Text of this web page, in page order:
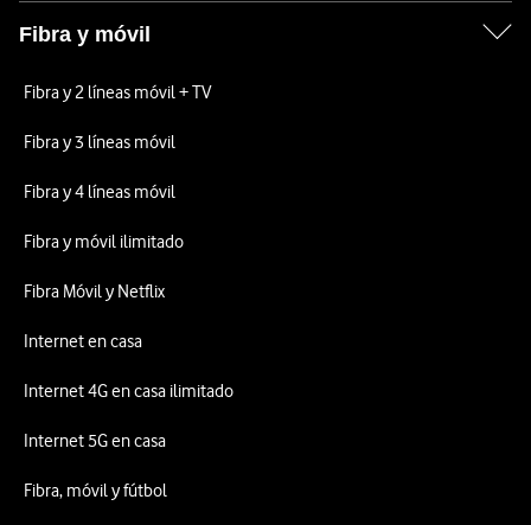
Fibra y móvil
Fibra y 2 líneas móvil + TV
Fibra y 3 líneas móvil
Fibra y 4 líneas móvil
Fibra y móvil ilimitado
Fibra Móvil y Netflix
Internet en casa
Internet 4G en casa ilimitado
Internet 5G en casa
Fibra, móvil y fútbol